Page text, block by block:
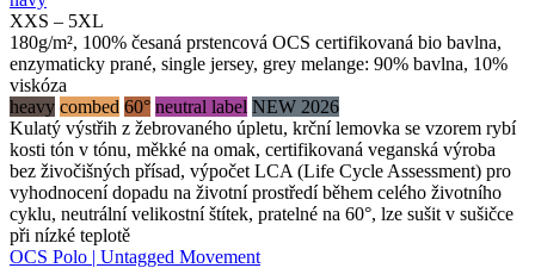
XXS – 5XL
180g/m², 100% česaná prstencová OCS certifikovaná bio bavlna,
enzymaticky prané, single jersey, grey melange: 90% bavlna, 10%
viskóza
heavy combed 60° neutral label NEW 2026
Kulatý výstřih z žebrovaného úpletu, krční lemovka se vzorem rybí
kosti tón v tónu, měkké na omak, certifikovaná veganská výroba
bez živočišných přísad, výpočet LCA (Life Cycle Assessment) pro
vyhodnocení dopadu na životní prostředí během celého životního
cyklu, neutrální velikostní štítek, pratelné na 60°, lze sušit v sušičce
při nízké teplotě
OCS Polo | Untagged Movement